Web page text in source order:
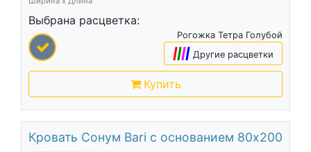
Выбрана расцветка:
Рогожка Тетра Голубой
|||| Другие расцветки
Купить
Кровать Сонум Bari с основанием 80х200